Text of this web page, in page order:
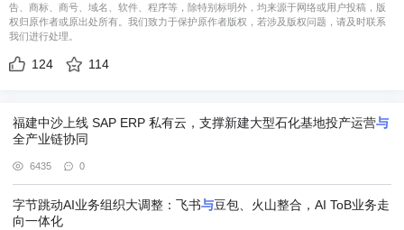
告、商标、商号、域名、软件、程序等，除特别标明外，均来源于网络或用户投稿，版
权归原作者或原出处所有。我们致力于保护原作者版权，若涉及版权问题，请及时联系
我们进行处理。
124 114
福建中沙上线 SAP ERP 私有云，支撑新建大型石化基地投产运营与
全产业链协同
6435 0
字节跳动AI业务组织大调整：飞书与豆包、火山整合，AI ToB业务走
向一体化